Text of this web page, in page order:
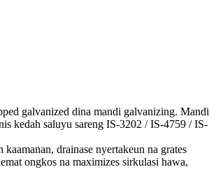
galvanized dina mandi galvanizing. Mandi
kedah saluyu sareng IS-3202 / IS-4759 / IS-
drainase nyertakeun na grates
ongkos na maximizes sirkulasi hawa,